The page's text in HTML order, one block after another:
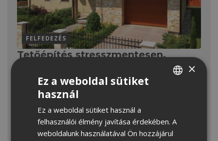
FELFEDEZÉS
Tetőépítés stresszmentesen,
A tetőépítés és -felújítás jelentős pénzügyi, idő- és
energiabefektetéssel jár. Szakértői támogatással azonban
Ebben segítünk vásárlóinknak oldalunkkal. Nézzük,
hogyan!
×
Ez a weboldal sütiket
használ
Ez a weboldal sütiket használ a
felhasználói élmény javítása érdekében. A
weboldalunk használatával Ön hozzájárul